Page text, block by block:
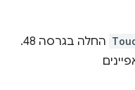
החלה בגרסה 48.